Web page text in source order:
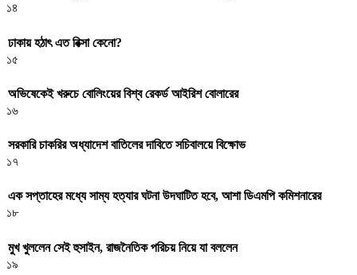
১৪
ঢাকায় হঠাৎ এত রিক্সা কেনো?
১৫
অভিষেকেই খরুচে বোলিংয়ের বিশ্ব রেকর্ড আইরিশ বোলারের
১৬
সরকারি চাকরির অধ্যাদেশ বাতিলের দাবিতে সচিবালয়ে বিক্ষোভ
১৭
এক সপ্তাহের মধ্যে সাম্য হত্যার ঘটনা উদঘাটিত হবে, আশা ডিএমপি কমিশনারের
১৮
মুখ খুললেন সেই হুসাইন, রাজনৈতিক পরিচয় নিয়ে যা বললেন
১৯